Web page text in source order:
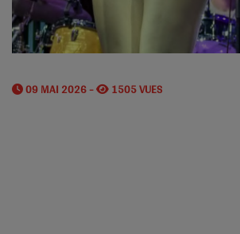
09 MAI 2026 - 1505 VUES